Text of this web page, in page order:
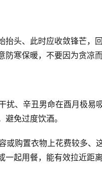
头、此时应收敛锋芒，
寒保暖，不要因为贪凉而
扰、辛丑男命在酉月极易
免过度饮酒。
或购置衣物上花费较多、
起用餐，能有效拉近距离